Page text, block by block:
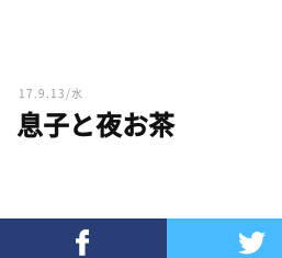
17.9.13/水
息子と夜お茶